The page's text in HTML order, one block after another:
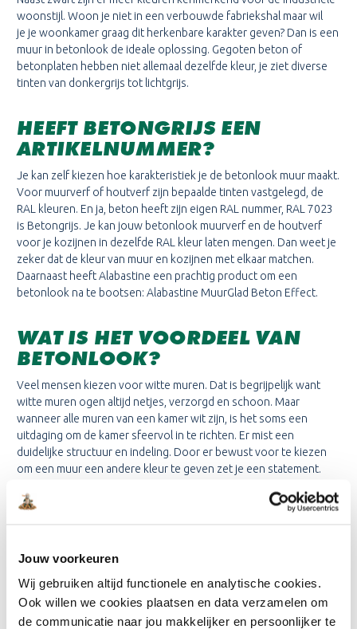
Jouw voorkeuren
Wij gebruiken altijd functionele en analytische cookies.
Ook willen we cookies plaatsen en data verzamelen om
de communicatie naar jou makkelijker en persoonlijker te
woonstijl. Woon je niet in een verbouwde fabriekshal maar wil
je je woonkamer graag dit herkenbare karakter geven? Dan is een
muur in betonlook de ideale oplossing. Gegoten beton of
betonplaten hebben niet allemaal dezelfde kleur, je ziet diverse
tinten van donkergrijs tot lichtgrijs.
HEEFT BETONGRIJS EEN
ARTIKELNUMMER?
Je kan zelf kiezen hoe karakteristiek je de betonlook muur maakt.
Voor muurverf of houtverf zijn bepaalde tinten vastgelegd, de
RAL kleuren. En ja, beton heeft zijn eigen RAL nummer, RAL 7023
is Betongrijs. Je kan jouw betonlook muurverf en de houtverf
voor je kozijnen in dezelfde RAL kleur laten mengen. Dan weet je
zeker dat de kleur van muur en kozijnen met elkaar matchen.
Daarnaast heeft Alabastine een prachtig product om een
betonlook na te bootsen: Alabastine MuurGlad Beton Effect.
WAT IS HET VOORDEEL VAN
BETONLOOK?
Veel mensen kiezen voor witte muren. Dat is begrijpelijk want
witte muren ogen altijd netjes, verzorgd en schoon. Maar
wanneer alle muren van een kamer wit zijn, is het soms een
uitdaging om de kamer sfeervol in te richten. Er mist een
duidelijke structuur en indeling. Door er bewust voor te kiezen
om een muur een andere kleur te geven zet je een statement.
4 VOORDELEN VAN EEN
Grijs is een neutrale kleur die je makkelijk combineert